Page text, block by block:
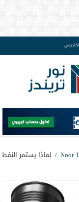
/ لماذا يستمر النفط